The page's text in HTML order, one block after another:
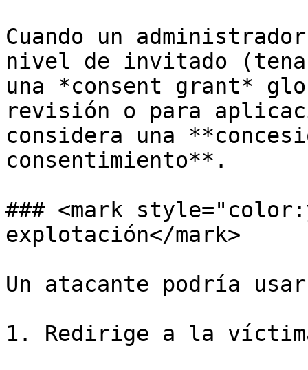
Cuando un
nivel de invitado
una *consent grant*
revisión o para
considera una
consentimiento**.
### <mark
explotación</mark>
Un atacante podría
1. Redirige a la víctima